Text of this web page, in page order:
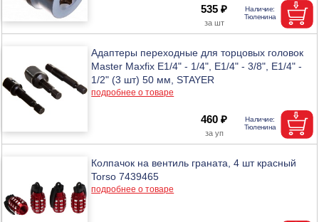
535 ₽
Адаптеры переходные для торцовых головок
Master Maxfix Е1/4" - 1/4", Е1/4" - 3/8", Е1/4" -
1/2" (3 шт) 50 мм, STAYER
подробнее о товаре
460 ₽
Колпачок на вентиль граната, 4 шт красный
Torso 7439465
подробнее о товаре